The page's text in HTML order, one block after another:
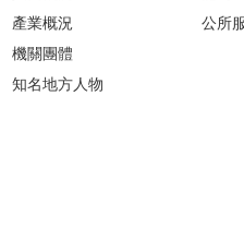
產業概況
機關團體
知名地方人物
公所